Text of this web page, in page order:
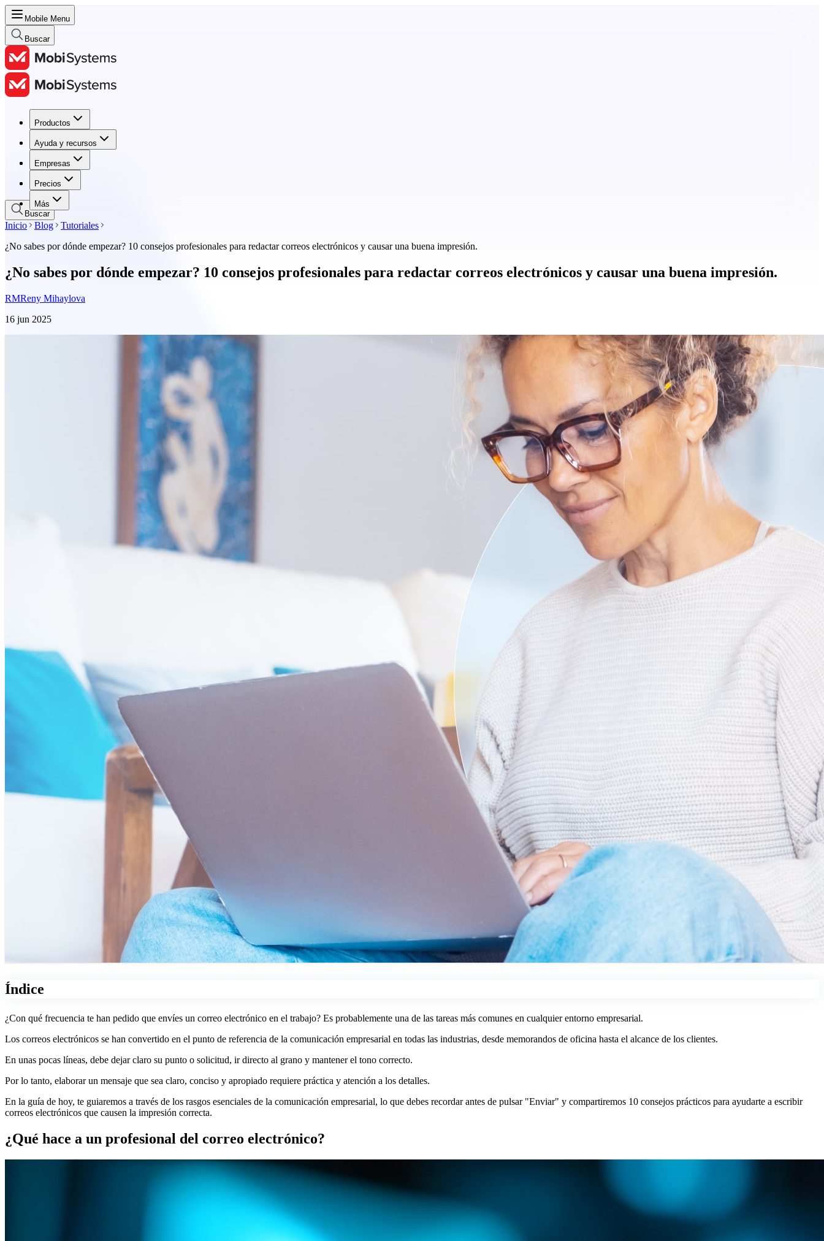
Mobile Menu
Buscar
Productos
Ayuda y recursos
Empresas
Precios
Más
Productos
Ayuda y recursos
Empresas
Precios
Buscar
Inicio Blog
Tutoriales
¿No sabes por dónde empezar? 10 consejos profesionales para redactar correos electrónicos y causar una buena impresión.
¿No sabes por dónde empezar? 10 consejos profesionales para redactar correos electrónicos y causar una buena impresión.
RMReny Mihaylova
16 jun 2025
Índice
¿Con qué frecuencia te han pedido que envíes un correo electrónico en el trabajo? Es probablemente una de las tareas más comunes en cualquier entorno empresarial.
Los correos electrónicos se han convertido en el punto de referencia de la comunicación empresarial en todas las industrias, desde memorandos de oficina hasta el alcance de los clientes.
En unas pocas líneas, debe dejar claro su punto o solicitud, ir directo al grano y mantener el tono correcto.
Por lo tanto, elaborar un mensaje que sea claro, conciso y apropiado requiere práctica y atención a los detalles.
En la guía de hoy, te guiaremos a través de los rasgos esenciales de la comunicación empresarial, lo que debes recordar antes de pulsar "Enviar" y compartiremos 10 consejos prácticos para ayudarte a escribir
correos electrónicos que causen la impresión correcta.
¿Qué hace a un profesional del correo electrónico?